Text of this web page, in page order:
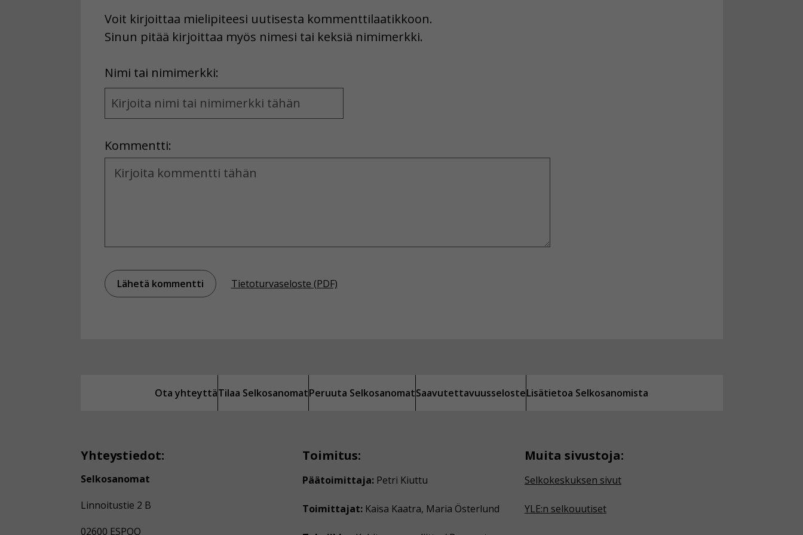
Voit kirjoittaa mielipiteesi uutisesta kommenttilaatikkoon.
Sinun pitää kirjoittaa myös nimesi tai keksiä nimimerkki.
Nimi tai nimimerkki:
Name
and
Kommentti:
Kommentti
Tietoturvaseloste (PDF)
Ota yhteyttäTilaa SelkosanomatPeruuta SelkosanomatSaavutettavuusselosteLisätietoa Selkosanomista
Yhteystiedot:
Selkosanomat
Linnoitustie 2 B
02600 ESPOO
Toimitus:
Päätoimittaja: Petri Kiuttu
Toimittajat: Kaisa Kaatra, Maria Österlund
Muita sivustoja:
Selkokeskuksen sivut
YLE:n selkouutiset